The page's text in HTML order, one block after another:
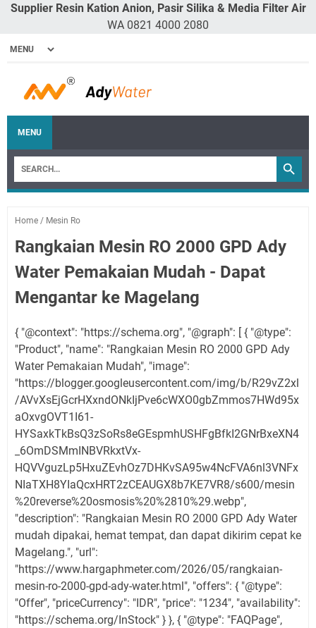
Supplier Resin Kation Anion, Pasir Silika & Media Filter Air
WA 0821 4000 2080
MENU
Home / Mesin Ro
Rangkaian Mesin RO 2000 GPD Ady
Water Pemakaian Mudah - Dapat
Mengantar ke Magelang
{ "@context": "https://schema.org", "@graph": [ { "@type":
"Product", "name": "Rangkaian Mesin RO 2000 GPD Ady
Water Pemakaian Mudah", "image":
"https://blogger.googleusercontent.com/img/b/R29vZ2xl
/AVvXsEjGcrHXxndONkIjPve6cWXO0gbZmmos7HWd95x
aOxvgOVT1I61-
HYSaxkTkBsQ3zSoRs8eGEspmhUSHFgBfkI2GNrBxeXN4
_6OmDSMmINBVRkxtVx-
HQVVguzLp5HxuZEvhOz7DHKvSA95w4NcFVA6nl3VNFx
NIaTXH8YIaQcxHRT2zCEAUGX8b7KE7VR8/s600/mesin
%20reverse%20osmosis%20%2810%29.webp",
"description": "Rangkaian Mesin RO 2000 GPD Ady Water
mudah dipakai, hemat tempat, dan dapat dikirim cepat ke
Magelang.", "url":
"https://www.hargaphmeter.com/2026/05/rangkaian-
mesin-ro-2000-gpd-ady-water.html", "offers": { "@type":
"Offer", "priceCurrency": "IDR", "price": "1234", "availability":
"https://schema.org/InStock" } }, { "@type": "FAQPage",